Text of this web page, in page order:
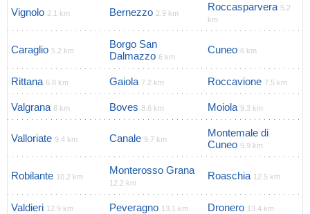
Vignolo 2.1 km Bernezzo 2.9 km
Roccasparvera 5.2
km
Caraglio 5.2 km
Borgo San
Dalmazzo 6 km
Cuneo 6 km
Rittana 6.8 km Gaiola 7.2 km Roccavione 7.5 km
Valgrana 8 km Boves 8.6 km Moiola 9.3 km
Valloriate 9.4 km Canale 9.7 km
Montemale di
Cuneo 9.9 km
Robilante 10.2 km
Monterosso Grana
12.2 km
Roaschia 12.5 km
Valdieri 12.9 km Peveragno 13.1 km Dronero 13.4 km